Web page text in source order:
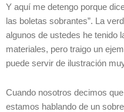
Y aquí me detengo porque
las boletas sobrantes”. La
algunos de ustedes he tenido
materiales, pero traigo un
puede servir de ilustración
Cuando nosotros decimos
estamos hablando de un